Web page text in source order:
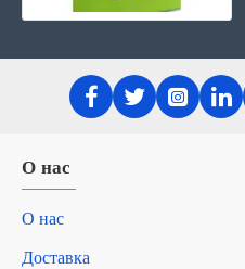
О нас
О нас
Доставка